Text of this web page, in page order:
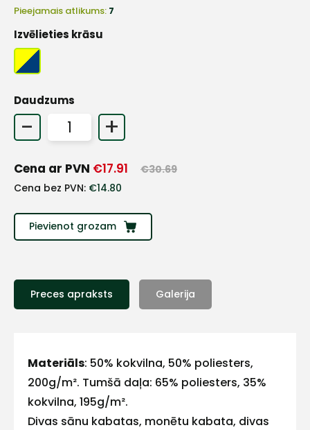
Pieejamais atlikums: 7
Izvēlieties krāsu
Daudzums
- +
Cena ar PVN €17.91 €30.69
Cena bez PVN: €14.80
Pievienot grozam
Preces apraksts Galerija
Materiāls: 50% kokvilna, 50% poliesters,
200g/m². Tumšā daļa: 65% poliesters, 35%
kokvilna, 195g/m².
Divas sānu kabatas, monētu kabata, divas
Sazinies
pēc
iespējas
ātrāk
+